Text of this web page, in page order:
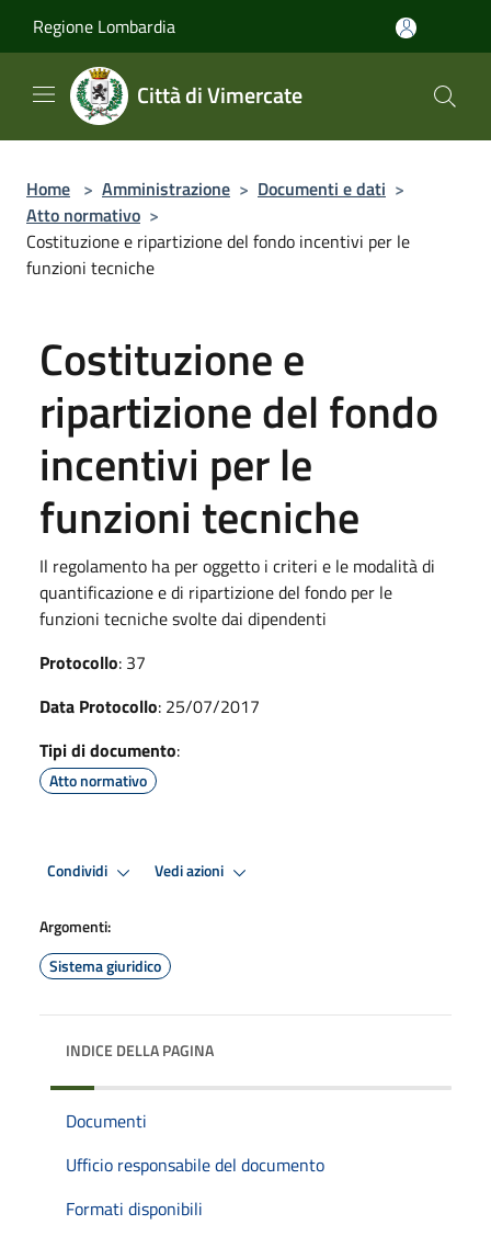
Regione Lombardia
Città di Vimercate
Home > Amministrazione > Documenti e dati >
Atto normativo >
Costituzione e ripartizione del fondo incentivi per le
funzioni tecniche
Costituzione e
ripartizione del fondo
incentivi per le
funzioni tecniche
Il regolamento ha per oggetto i criteri e le modalità di
quantificazione e di ripartizione del fondo per le
funzioni tecniche svolte dai dipendenti
Protocollo: 37
Data Protocollo: 25/07/2017
Tipi di documento:
Atto normativo
Condividi Vedi azioni
Argomenti:
Sistema giuridico
INDICE DELLA PAGINA
Documenti
Ufficio responsabile del documento
Formati disponibili